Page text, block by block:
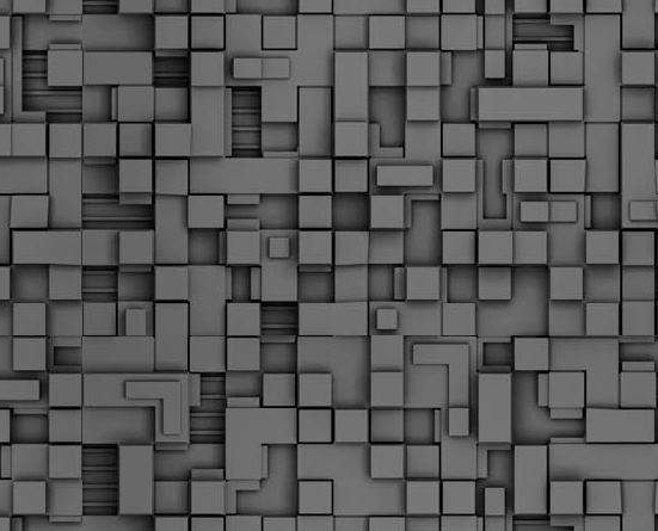
σε δήμους της χώρας. Το Dimastin, αναζητεί σχετικό
φωτογραφικό υλικό στο διαδίκτυο και σας το παρουσιάζει σε
αυτή την ανάρτηση. Επίσης, σας καλούμε, αν διαπιστώσετε ότι
μας έχουν "ξεφύγει" ορκωμοσίες, μπορείτε να στέλνετε το
φωτογραφικό τους υλικό στο dimasthes@gmail.gr ώστε να το
δημοσιεύουμε εδώ, άμεσα.
MAR
Θεσσαλονίκη: Ορκίστηκαν οι 75 νέοι δημοτικοί
αστυνομικοί – Τι τους ζήτησε ο Αγγελούδης
Ενισχύεται το έργο της δημοτικής αστυνομίας στο δήμο
Θεσσαλονίκης καθώς το πρωί της Τετάρτης 18 Μαρτίου
ορκίστηκαν οι 75 νέοι δημοτικοί αστυνομικοί.
«Με αυτούς, σε λίγους μήνες αποκτά ένα ισχυρό σώμα η
δημοτική αστυνομία. Θα είναι πιο κοντά στον πολίτη. Είχα την
ευκαιρία να είμαι σήμερα στην ορκωμοσία τους.
MAR
Ξεκίνησαν εδώ και μια εβδομάδα οι αφίξεις των
νεοπροσληφθέντων Δημοτικών Αστυνομικών στους
δήμους και οι ορκωμοσίες τους - Πλήρες